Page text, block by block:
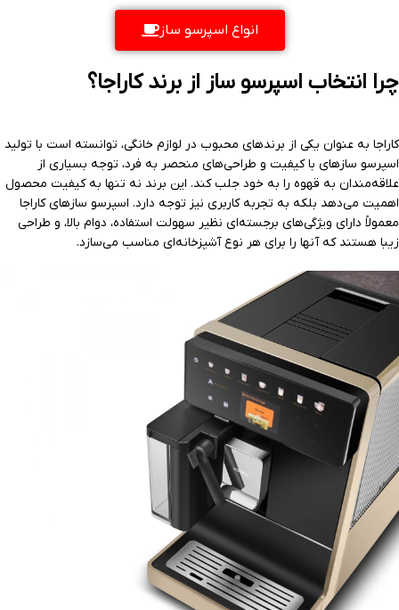
انواع اسپرسو ساز
چرا انتخاب اسپرسو ساز از برند کاراجا؟
کاراجا به عنوان یکی از برندهای محبوب در لوازم خانگی، توانسته است با تولید
اسپرسو سازهای با کیفیت و طراحی‌های منحصر به فرد، توجه بسیاری از
علاقه‌مندان به قهوه را به خود جلب کند. این برند نه تنها به کیفیت محصول
اهمیت می‌دهد بلکه به تجربه کاربری نیز توجه دارد. اسپرسو سازهای کاراجا
معمولاً دارای ویژگی‌های برجسته‌ای نظیر سهولت استفاده، دوام بالا، و طراحی
زیبا هستند که آنها را برای هر نوع آشپزخانه‌ای مناسب می‌سازد.